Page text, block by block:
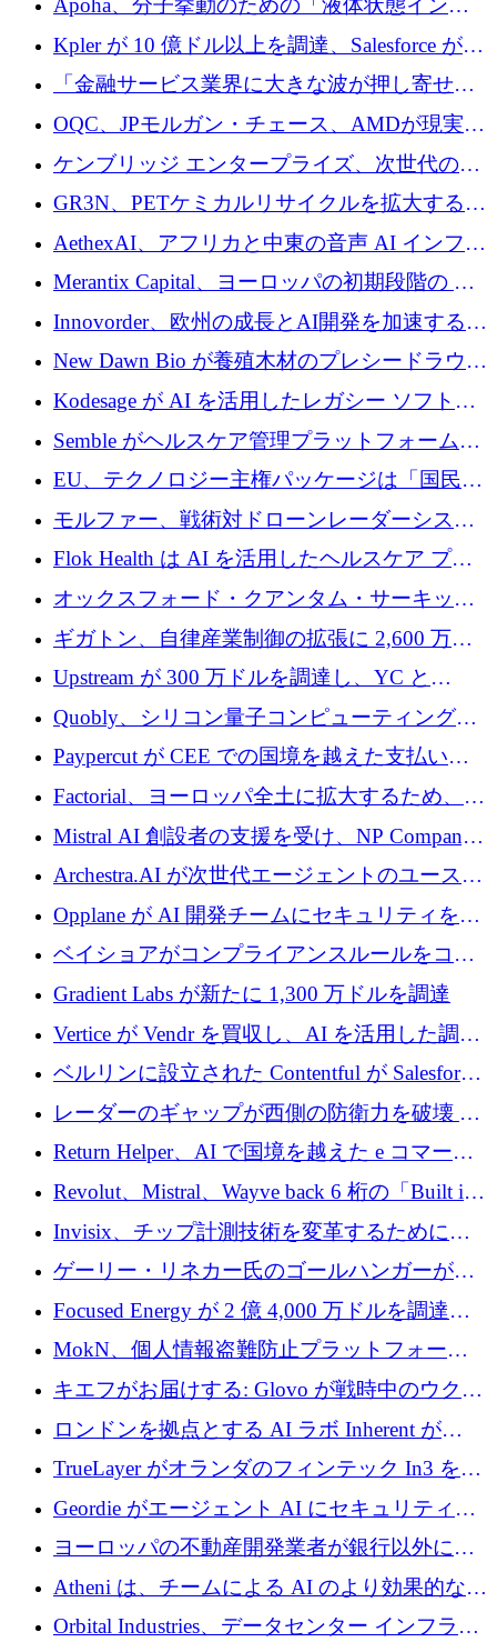
の資本シフトを呼びかけ
Apoha、分子挙動のための「液体状態インテ
リジェンス」を構築するために3,600万ドルを
かけてステルス状態から出現
Kpler が 10 億ドル以上を調達、Salesforce が
Contentful を買収、Built in Europe キャンペー
ンを開始
「金融サービス業界に大きな波が押し寄せて
いる」と「欧州初のAIネイティブ銀行」のボ
スが語る
OQC、JPモルガン・チェース、AMDが現実世
界のフィンテック・アプリケーションを探索
するためにQuantum-AIデータセンターを立ち
上げ
ケンブリッジ エンタープライズ、次世代のデ
ィープテック創設者向けにロンドンの出発点
を構築
GR3N、PETケミカルリサイクルを拡大するた
めにシリーズBで1,550万ユーロを調達
AethexAI、アフリカと中東の音声 AI インフラ
ストラクチャを構築するために 300 万ドルを
Merantix Capital、ヨーロッパの初期段階の AI
スタートアップ向けに 1 億 300 万ユーロのフ
ァンドを立ち上げる
Innovorder、欧州の成長とAI開発を加速するた
めに2,000万ユーロを確保
New Dawn Bio が養殖木材のプレシードラウン
ドで 210 万ユーロを調達
Kodesage が AI を活用したレガシー ソフトウ
ェアの最新化のために 660 万ドルを調達
Semble がヘルスケア管理プラットフォームを
拡大するためにシリーズ C で 3,000 万ポンド
を調達
EU、テクノロジー主権パッケージは「国民の
保護」に関するものだと発言
モルファー、戦術対ドローンレーダーシステ
ムを最前線に近づけるために150万ユーロを調
Flok Health は AI を活用したヘルスケア プラ
ットフォームの成長に 1,250 万ドルを投資
オックスフォード・クアンタム・サーキット
が「成人向け」2億6,000万ポンドの資金調達
ラウンドを獲得
ギガトン、自律産業制御の拡張に 2,600 万ド
ルを調達
Upstream が 300 万ドルを調達し、YC と
Xavier Niel が支援する共同 AI 受信箱を立ち上
げる
Quobly、シリコン量子コンピューティングの
商用化のためにシリーズ A で 1 億 1,500 万ユ
ーロを調達
Paypercut が CEE での国境を越えた支払いを
拡大するために 500 万ユーロを確保
Factorial、ヨーロッパ全土に拡大するため、25
億ドルの評価額で1億5,000万ドルのシリーズD
Mistral AI 創設者の支援を受け、NP Company
がエンジニアリング向け AI を推進するために
600 万ユーロのプレシードを確保
Archestra.AI が次世代エージェントのユースケ
ースを実現するために 1,000 万ドルを調達
Opplane が AI 開発チームにセキュリティをも
たらすために 450 万ユーロを調達
ベイショアがコンプライアンスルールをコー
ド化するために800万ドルを調達
Gradient Labs が新たに 1,300 万ドルを調達
Vertice が Vendr を買収し、AI を活用した調達
インテリジェンス プラットフォームを構築
ベルリンに設立された Contentful が Salesforce
に買収される
レーダーのギャップが西側の防衛力を破壊 —
そしてベルリンのチップスタートアップがそ
れを埋める
Return Helper、AI で国境を越えた e コマース
の返品を利益に変えるシリーズ A で 400 万ド
ルを調達
Revolut、Mistral、Wayve back 6 桁の「Built in
Europe」キャンペーン
Invisix、チップ計測技術を変革するために
2,000 万ユーロのシードラウンドを完了
ゲーリー・リネカー氏のゴールハンガーがVC
事業を開始
Focused Energy が 2 億 4,000 万ドルを調達、
TrueLayer が In3 を買収、ロンドンが首位の座
を奪還
MokN、個人情報盗難防止プラットフォーム
の成長のためにシリーズ A で 1,500 万ドルを
調達
キエフがお届けする: Glovo が戦時中のウクラ
イナで最も急速に成長する市場の 1 つをどの
ように拡大したか
ロンドンを拠点とする AI ラボ Inherent が
5,000 万ドルの資金調達でステルスから浮上
TrueLayer がオランダのフィンテック In3 を買
収、チェックアウト時にクレジットを提供
Geordie がエージェント AI にセキュリティと
ガバナンスをもたらすために 3,000 万ドルを
ヨーロッパの不動産開発業者が銀行以外にも
目を向けているため、InRentoの資金調達額は
1億ユーロを突破
Atheni は、チームによる AI のより効果的な使
用を支援するために 35 万ポンドを確保
Orbital Industries、データセンター インフラス